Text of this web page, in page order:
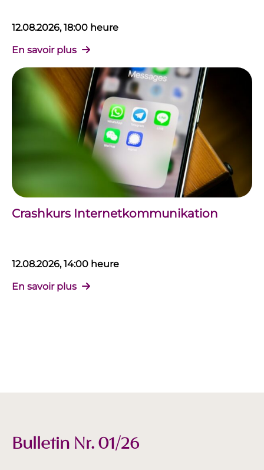
12.08.2026, 18:00 heure
En savoir plus
Crashkurs Internetkommunikation
12.08.2026, 14:00 heure
En savoir plus
Bulletin Nr. 01/26